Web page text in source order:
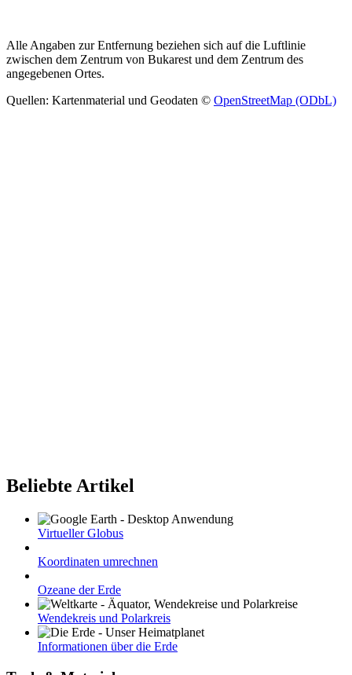
Alle Angaben zur Entfernung beziehen sich auf die Luftlinie
zwischen dem Zentrum von Bukarest und dem Zentrum des
angegebenen Ortes.
Quellen: Kartenmaterial und Geodaten © OpenStreetMap (ODbL)
Beliebte Artikel
Virtueller Globus
Koordinaten umrechnen
Ozeane der Erde
Wendekreis und Polarkreis
Informationen über die Erde